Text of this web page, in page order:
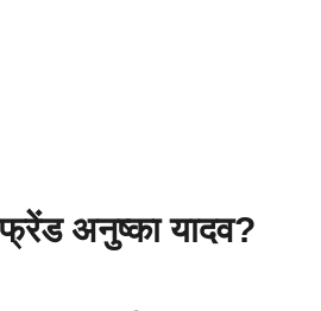
अनुष्का यादव?